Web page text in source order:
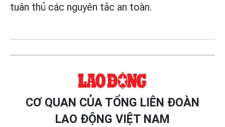
tuân thủ các nguyên tắc an toàn.
CƠ QUAN CỦA TỔNG LIÊN ĐOÀN
LAO ĐỘNG VIỆT NAM